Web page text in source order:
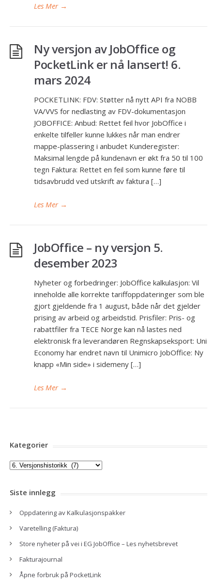
Les Mer→
Ny versjon av JobOffice og
PocketLink er nå lansert! 6.
mars 2024
POCKETLINK: FDV: Støtter nå nytt API fra NOBB
VA/VVS for nedlasting av FDV-dokumentasjon
JOBOFFICE: Anbud: Rettet feil hvor JobOffice i
enkelte tilfeller kunne lukkes når man endrer
mappe-plassering i anbudet Kunderegister:
Maksimal lengde på kundenavn er økt fra 50 til 100
tegn Faktura: Rettet en feil som kunne føre til
tidsavbrudd ved utskrift av faktura […]
Les Mer→
JobOffice – ny versjon 5.
desember 2023
Nyheter og forbedringer: JobOffice kalkulasjon: Vil
inneholde alle korrekte tariffoppdateringer som ble
gjort gjeldende fra 1 august, både når det gjelder
prising av arbeid og arbeidstid. Prisfiler: Pris- og
rabattfiler fra TECE Norge kan nå lastes ned
elektronisk fra leverandøren Regnskapseksport: Uni
Economy har endret navn til Unimicro JobOffice: Ny
knapp «Min side» i sidemeny […]
Les Mer→
Kategorier
Kategorier
Siste innlegg
Oppdatering av Kalkulasjonspakker
Varetelling (Faktura)
Store nyheter på vei i EG JobOffice – Les nyhetsbrevet
Fakturajournal
Åpne forbruk på PocketLink